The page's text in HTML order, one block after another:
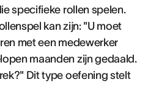
specifieke rollen spelen.
kan zijn: "U moet
met een medewerker
maanden zijn gedaald.
Dit type oefening stelt